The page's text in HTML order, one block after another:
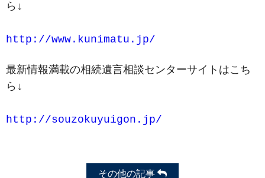
ら↓
http://www.kunimatu.jp/
最新情報満載の相続遺言相談センターサイトはこち
ら↓
http://souzokuyuigon.jp/
その他の記事